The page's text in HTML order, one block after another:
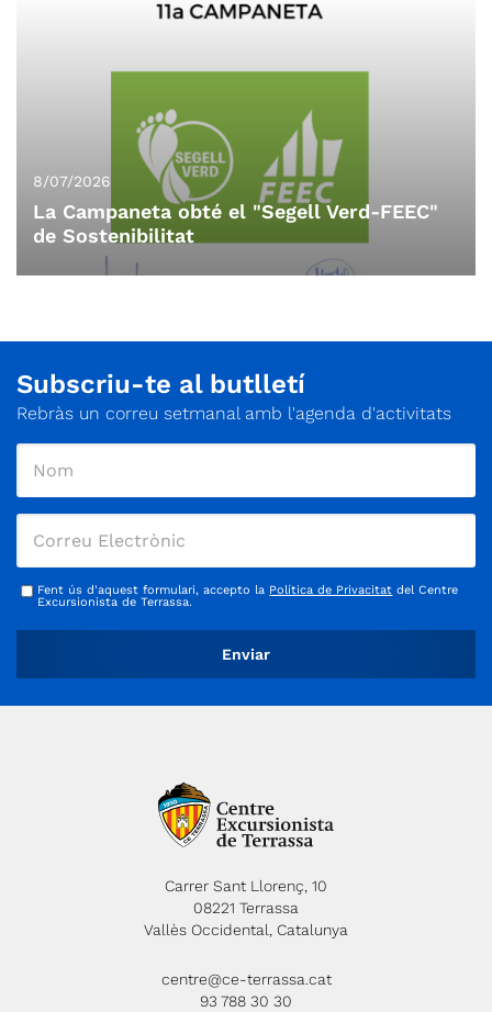
terme alternant els espais del CET i zones verdes de Terrassa.
8/07/2026
La Campaneta obté el "Segell Verd-FEEC"
de Sostenibilitat
Subscriu-te al butlletí
Rebràs un correu setmanal amb l'agenda d'activitats
Fent ús d'aquest formulari, accepto la Política de Privacitat del Centre
Excursionista de Terrassa.
Carrer Sant Llorenç, 10
08221 Terrassa
Vallès Occidental, Catalunya
centre@ce-terrassa.cat
93 788 30 30